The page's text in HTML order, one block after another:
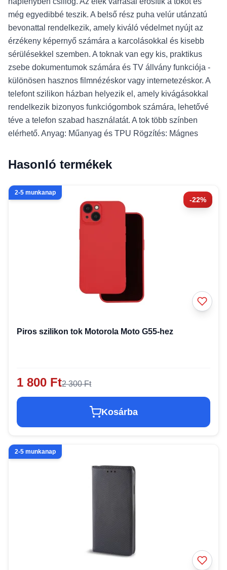
még egyedibbé teszik. A belső rész puha velúr utánzatú
bevonattal rendelkezik, amely kiváló védelmet nyújt az
érzékeny képernyő számára a karcolásokkal és kisebb
sérülésekkel szemben. A toknak van egy kis, praktikus
zsebe dokumentumok számára és TV állvány funkciója -
különösen hasznos filmnézéskor vagy internetezéskor. A
telefont szilikon házban helyezik el, amely kivágásokkal
rendelkezik bizonyos funkciógombok számára, lehetővé
téve a telefon szabad használatát. A tok több színben
elérhető. Anyag: Műanyag és TPU Rögzítés: Mágnes
Hasonló termékek
-22%
2-5 munkanap
Piros szilikon tok Motorola Moto G55-hez
1 800 Ft2 300 Ft
Kosárba
2-5 munkanap